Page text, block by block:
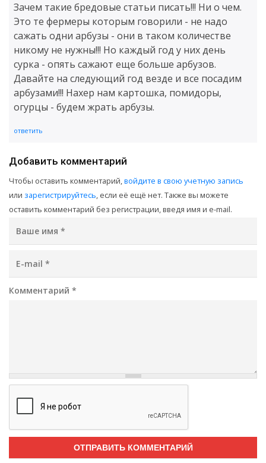
Зачем такие бредовые статьи писать!!! Ни о чем.
Это те фермеры которым говорили - не надо
сажать одни арбузы - они в таком количестве
никому не нужны!!! Но каждый год у них день
сурка - опять сажают еще больше арбузов.
Давайте на следующий год везде и все посадим
арбузами!!! Нахер нам картошка, помидоры,
огурцы - будем жрать арбузы.
ответить
Добавить комментарий
Чтобы оставить комментарий, войдите в свою учетную запись
или зарегистрируйтесь , если её ещё нет. Также вы можете
оставить комментарий без регистрации, введя имя и e-mail.
Комментарий *